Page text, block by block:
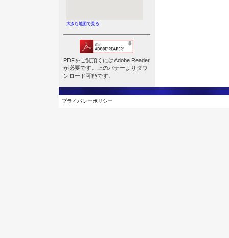
大きな地図で見る
PDFをご覧頂くにはAdobe Reader
が必要です。上のバナーよりダウ
ンロード可能です。
プライバシーポリシー